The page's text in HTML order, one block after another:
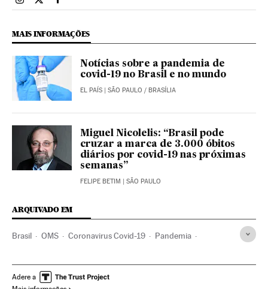
Brasil El País Brasil en Instagram
Brasil El País Brasil en Twitter
Brasil El País Brasil en Facebook
MAIS INFORMAÇÕES
Notícias sobre a pandemia de
covid-19 no Brasil e no mundo
EL PAÍS | SÃO PAULO / BRASÍLIA
Miguel Nicolelis: “Brasil pode
cruzar a marca de 3.000 óbitos
diários por covid-19 nas próximas
semanas”
FELIPE BETIM | SÃO PAULO
ARQUIVADO EM
Brasil OMS Coronavirus Covid-19 Pandemia
Ministério Saúde SUS Jair Bolsonaro
Adere a